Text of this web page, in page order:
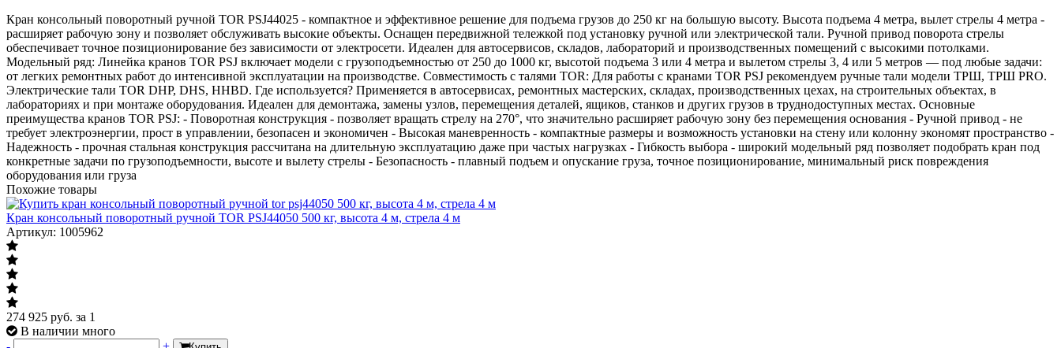
Кран консольный поворотный ручной TOR PSJ44025 - компактное и эффективное решение для подъема грузов до 250 кг на большую высоту. Высота подъема 4 метра, вылет стрелы 4 метра -
расширяет рабочую зону и позволяет обслуживать высокие объекты. Оснащен передвижной тележкой под установку ручной или электрической тали. Ручной привод поворота стрелы
обеспечивает точное позиционирование без зависимости от электросети. Идеален для автосервисов, складов, лабораторий и производственных помещений с высокими потолками.
Модельный ряд: Линейка кранов TOR PSJ включает модели с грузоподъемностью от 250 до 1000 кг, высотой подъема 3 или 4 метра и вылетом стрелы 3, 4 или 5 метров — под любые задачи:
от легких ремонтных работ до интенсивной эксплуатации на производстве. Совместимость с талями TOR: Для работы с кранами TOR PSJ рекомендуем ручные тали модели ТРШ, ТРШ PRO.
Электрические тали TOR DHP, DHS, HHBD. Где используется? Применяется в автосервисах, ремонтных мастерских, складах, производственных цехах, на строительных объектах, в
лабораториях и при монтаже оборудования. Идеален для демонтажа, замены узлов, перемещения деталей, ящиков, станков и других грузов в труднодоступных местах. Основные
преимущества кранов TOR PSJ: - Поворотная конструкция - позволяет вращать стрелу на 270°, что значительно расширяет рабочую зону без перемещения основания - Ручной привод - не
требует электроэнергии, прост в управлении, безопасен и экономичен - Высокая маневренность - компактные размеры и возможность установки на стену или колонну экономят пространство -
Надежность - прочная стальная конструкция рассчитана на длительную эксплуатацию даже при частых нагрузках - Гибкость выбора - широкий модельный ряд позволяет подобрать кран под
конкретные задачи по грузоподъемности, высоте и вылету стрелы - Безопасность - плавный подъем и опускание груза, точное позиционирование, минимальный риск повреждения
оборудования или груза
Похожие товары
Кран консольный поворотный ручной TOR PSJ44050 500 кг, высота 4 м, стрела 4 м
Артикул: 1005962
274 925 руб. за 1
В наличии много